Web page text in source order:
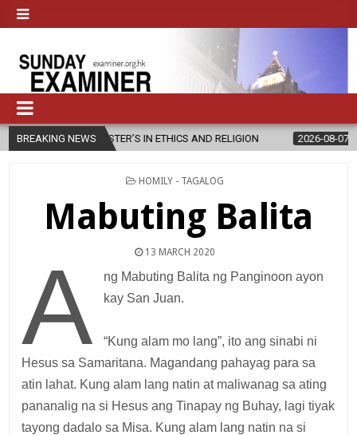
BREAKING NEWS
MASTER’S IN ETHICS AND RELIGION 2026-08-07 DIOCESE
POSTED
HOMILY - TAGALOG
Mabuting Balita
13 MARCH 2020
A
ng Mabuting Balita ng Panginoon ayon
kay San Juan.
“Kung alam mo lang”, ito ang sinabi ni
Hesus sa Samaritana. Magandang pahayag para sa
atin lahat. Kung alam lang natin at maliwanag sa ating
pananalig na si Hesus ang Tinapay ng Buhay, lagi tiyak
tayong dadalo sa Misa. Kung alam lang natin na si